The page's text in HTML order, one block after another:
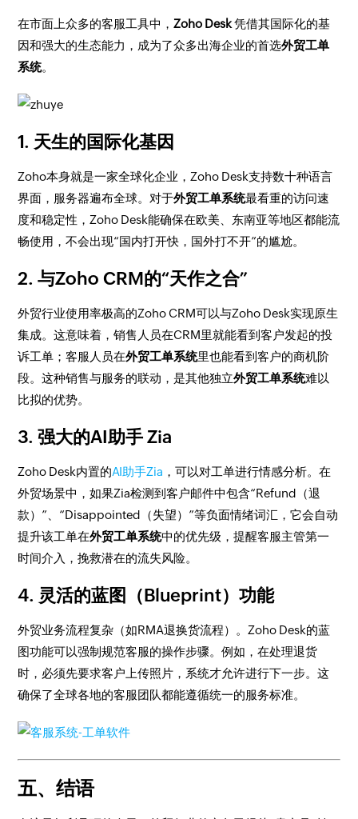
在市面上众多的客服工具中，Zoho Desk凭借其国际化的基
因和强大的生态能力，成为了众多出海企业的首选外贸工单
系统。
1. 天生的国际化基因
Zoho本身就是一家全球化企业，Zoho Desk支持数十种语言
界面，服务器遍布全球。对于外贸工单系统最看重的访问速
度和稳定性，Zoho Desk能确保在欧美、东南亚等地区都能流
畅使用，不会出现“国内打开快，国外打不开”的尴尬。
2. 与Zoho CRM的“天作之合”
外贸行业使用率极高的Zoho CRM可以与Zoho Desk实现原生
集成。这意味着，销售人员在CRM里就能看到客户发起的投
诉工单；客服人员在外贸工单系统里也能看到客户的商机阶
段。这种销售与服务的联动，是其他独立外贸工单系统难以
比拟的优势。
3. 强大的AI助手 Zia
Zoho Desk内置的AI助手Zia ，可以对工单进行情感分析。在
外贸场景中，如果Zia检测到客户邮件中包含“Refund（退
款）”、“Disappointed（失望）”等负面情绪词汇，它会自动
提升该工单在外贸工单系统中的优先级，提醒客服主管第一
时间介入，挽救潜在的流失风险。
4. 灵活的蓝图（Blueprint）功能
外贸业务流程复杂（如RMA退换货流程）。Zoho Desk的蓝
图功能可以强制规范客服的操作步骤。例如，在处理退货
时，必须先要求客户上传照片，系统才允许进行下一步。这
确保了全球各地的客服团队都能遵循统一的服务标准。
五、结语